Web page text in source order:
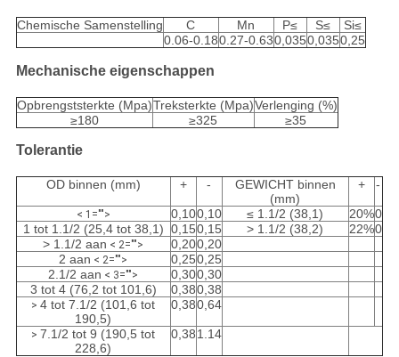
Chemische Samenstelling C Mn P≤ S≤
Si≤
0.06-0.180.27-0.630,0350,0350,25
Mechanische eigenschappen
Opbrengststerkte (Mpa)Treksterkte (Mpa)Verlenging (%)
≥180
≥325 ≥35
Tolerantie
OD binnen (mm) + -
GEWICHT binnen
(mm)
+ -
< 1=""> 0,100,10 ≤ 1.1/2 (38,1) 20%0
1 tot 1.1/2 (25,4 tot 38,1) 0,150,15 > 1.1/2 (38,2) 22%0
> 1.1/2 aan < 2=""> 0,200,20
2 aan < 2=""> 0,250,25
2.1/2 aan < 3=""> 0,300,30
3 tot 4 (76,2 tot 101,6)
0,380,38
>4 tot 7.1/2 (101,6 tot
190,5)
0,380,64
> 7.1/2 tot 9 (190,5 tot
228,6)
0,381.14